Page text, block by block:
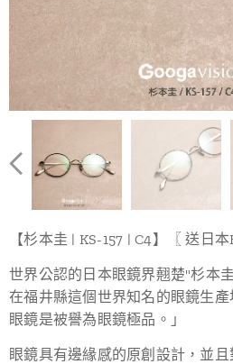
【杉本圭 | KS-157 | C4】〖 送日本
世界公認的日本眼鏡界翹楚"杉本
在福井縣這個世界知名的眼鏡生
眼鏡是被譽為眼鏡極品。」
眼鏡具有邊緣感的原創設計，並